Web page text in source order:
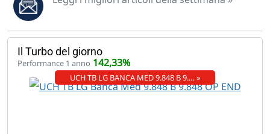
Il Turbo del giorno
Performance 1 anno 142,33%
UCH TB LG BANCA MED 9.848 B 9.… »